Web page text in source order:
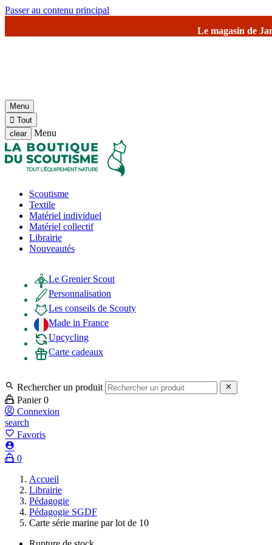
Passer au contenu principal
Le magasin de Jambville et l'entrepôt
Menu
 Tout
clear
Menu
Scoutisme
Textile
Matériel individuel
Matériel collectif
Librairie
Nouveautés
Le Grenier Scout
Personnalisation
Les conseils de Scouty
Made in France
Upcycling
Carte cadeaux
 Rechercher un produit 
Panier 0
Connexion
search
favorite_border Favoris

0
Accueil
Librairie
Pédagogie
Pédagogie SGDF
Carte série marine par lot de 10